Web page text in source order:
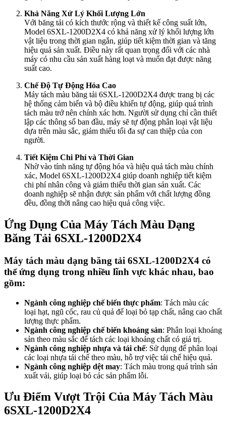
Khả Năng Xử Lý Khối Lượng Lớn
Với băng tải có kích thước rộng và thiết kế công suất lớn,
Model 6SXL-1200D2X4 có khả năng xử lý khối lượng lớn
vật liệu trong thời gian ngắn, giúp tiết kiệm thời gian và tăng
hiệu quả sản xuất. Điều này rất quan trọng đối với các nhà
máy có nhu cầu sản xuất hàng loạt và muốn đạt được năng
suất cao.
Chế Độ Tự Động Hóa Cao
Máy tách màu băng tải 6SXL-1200D2X4 được trang bị các
hệ thống cảm biến và bộ điều khiển tự động, giúp quá trình
tách màu trở nên chính xác hơn. Người sử dụng chỉ cần thiết
lập các thông số ban đầu, máy sẽ tự động phân loại vật liệu
dựa trên màu sắc, giảm thiểu tối đa sự can thiệp của con
người.
Tiết Kiệm Chi Phí và Thời Gian
Nhờ vào tính năng tự động hóa và hiệu quả tách màu chính
xác, Model 6SXL-1200D2X4 giúp doanh nghiệp tiết kiệm
chi phí nhân công và giảm thiểu thời gian sản xuất. Các
doanh nghiệp sẽ nhận được sản phẩm với chất lượng đồng
đều, đồng thời nâng cao hiệu quả công việc.
Ứng Dụng Của Máy Tách Màu Dạng
Băng Tải 6SXL-1200D2X4
Máy tách màu dạng băng tải 6SXL-1200D2X4 có
thể ứng dụng trong nhiều lĩnh vực khác nhau, bao
gồm:
Ngành công nghiệp chế biến thực phẩm: Tách màu các
loại hạt, ngũ cốc, rau củ quả để loại bỏ tạp chất, nâng cao chất
lượng thực phẩm.
Ngành công nghiệp chế biến khoáng sản: Phân loại khoáng
sản theo màu sắc để tách các loại khoáng chất có giá trị.
Ngành công nghiệp nhựa và tái chế: Sử dụng để phân loại
các loại nhựa tái chế theo màu, hỗ trợ việc tái chế hiệu quả.
Ngành công nghiệp dệt may: Tách màu trong quá trình sản
xuất vải, giúp loại bỏ các sản phẩm lỗi.
Ưu Điểm Vượt Trội Của Máy Tách Màu
6SXL-1200D2X4